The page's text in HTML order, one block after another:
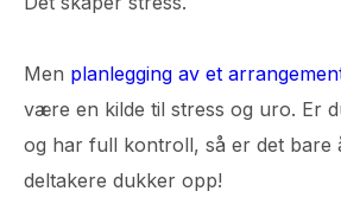
Men planlegging av et
være en kilde til stress og uro. Er
og har full kontroll, så er det bare
deltakere dukker opp!